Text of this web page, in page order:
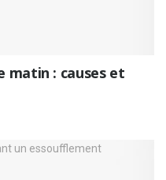
matin : causes et